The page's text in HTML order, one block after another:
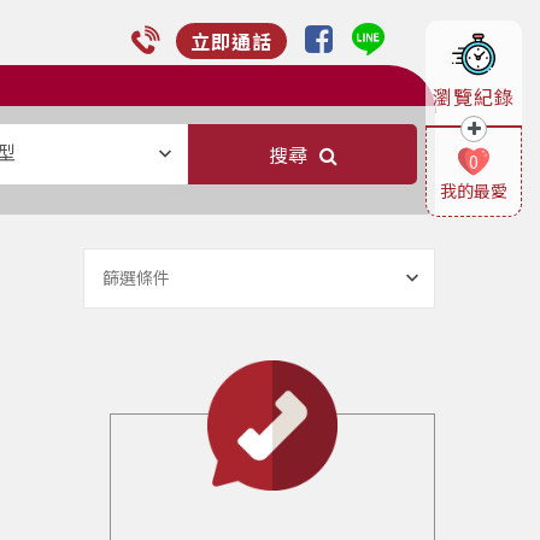
立即通話
搜尋
篩選條件
瀏覽紀錄
我的最愛
0